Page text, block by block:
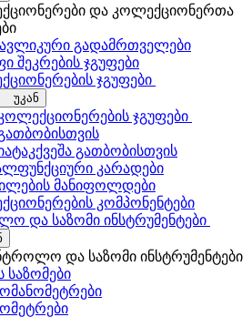
და კოლექციონერთა
გადამრთველები
შეკრების ჯგუფები
ჯგუფები
უკან
ჯგუფები
გათბობისთვის
კარადები
მანიფოლდები
კომპონენტები
და საზომი ინსტრუმენტები
და საზომი ინსტრუმენტები
საზომები